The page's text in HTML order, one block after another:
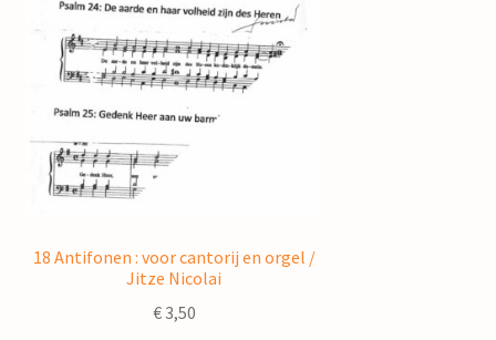
18 Antifonen : voor cantorij en orgel /
Jitze Nicolai
€3,50